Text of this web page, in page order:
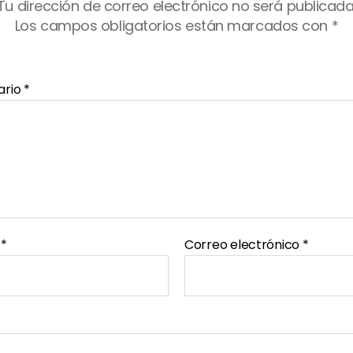
dirección de correo electrónico no será
Los campos obligatorios están marcados con *
*
* Correo electrónico *